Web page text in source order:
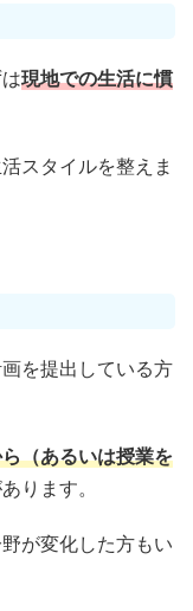
現地での生活に慣
スタイルを整えま
を提出している方
（あるいは授業を
ります。
が変化した方もい